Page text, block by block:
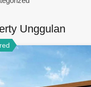
Unggulan